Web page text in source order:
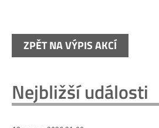
ZPĚT NA VÝPIS AKCÍ
Nejbližší události